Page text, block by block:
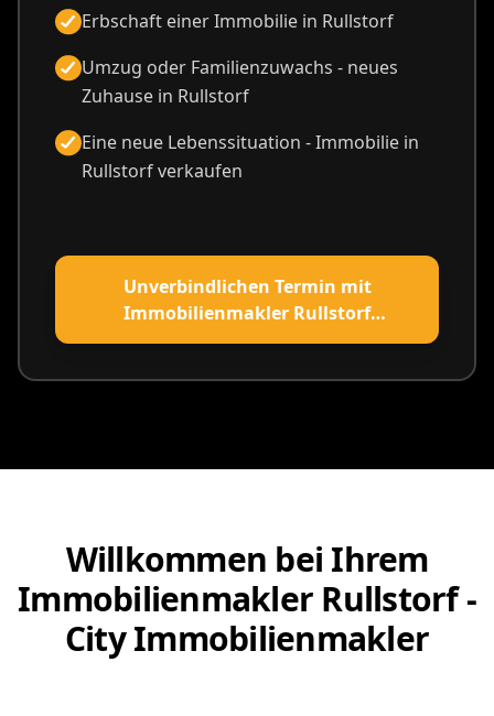
Erbschaft einer Immobilie in Rullstorf
Umzug oder Familienzuwachs - neues
Zuhause in Rullstorf
Eine neue Lebenssituation - Immobilie in
Rullstorf verkaufen
Unverbindlichen Termin mit
Immobilienmakler Rullstorf
vereinbaren
Willkommen bei Ihrem
Immobilienmakler Rullstorf -
City Immobilienmakler